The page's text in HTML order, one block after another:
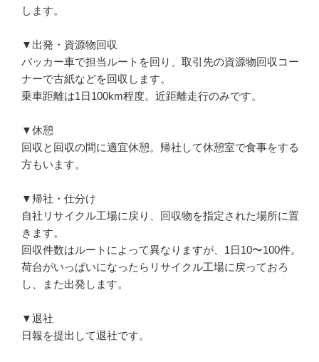
します。
▼出発・資源物回収
パッカー車で担当ルートを回り、取引先の資源物回収コー
ナーで古紙などを回収します。
乗車距離は1日100km程度。近距離走行のみです。
▼休憩
回収と回収の間に適宜休憩。帰社して休憩室で食事をする
方もいます。
▼帰社・仕分け
自社リサイクル工場に戻り、回収物を指定された場所に置
きます。
回収件数はルートによって異なりますが、1日10〜100件。
荷台がいっぱいになったらリサイクル工場に戻っておろ
し、また出発します。
▼退社
日報を提出して退社です。